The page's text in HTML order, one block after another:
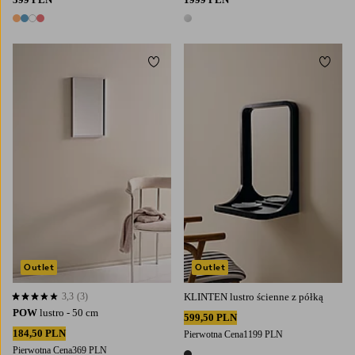
4 kolory 1 kolor
POW lustro - 50 cm
184,50 PLN
Pierwotna Cena369 PLN
3,3 opierając się na 3 ocenach
3,3 (3)
Outlet
Dodaj do ulubionych
KLINTEN lustro ścienne z półką
599,50 PLN
Pierwotna Cena1199 PLN
Outlet